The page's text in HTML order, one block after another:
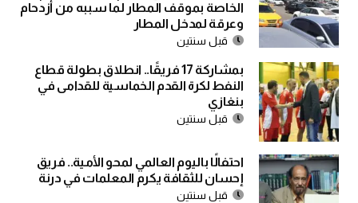
الخاصة بموقف المطار لما سببه من أزدحام
وعرقة لمدخل المطار
قبل سنتين
بمشاركة 17 فريقًا.. انطلاق بطولة قطاع
النفط لكرة القدم الخماسية للقدامى في
بنغازي
قبل سنتين
احتفالًا باليوم العالمي لمحو الأمية.. فريق
إحسان للثقافة يكرم المعلمات في درنة
قبل سنتين